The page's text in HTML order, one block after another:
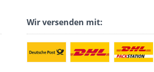
Wir versenden mit: